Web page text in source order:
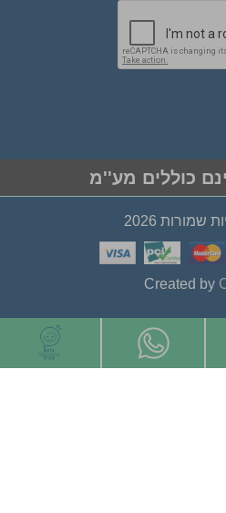
כוללים מע''מ
שמורות 2026
Created by